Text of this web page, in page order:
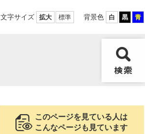
文字サイズ 拡大 標準 背景色 白 黒 青
このページを見ている人は
こんなページも見ています